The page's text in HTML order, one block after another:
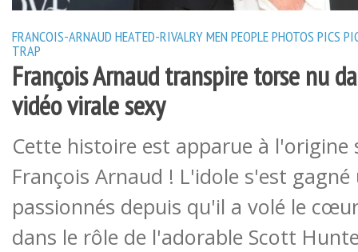
FRANCOIS-ARNAUD HEATED-RIVALRYMEN PEOPLEPHOTOS PICS
TRAP
François Arnaud transpire torse nu
vidéo virale sexy
Cette histoire est apparue à l'origine
François Arnaud ! L'idole s'est
passionnés depuis qu'il a volé le
dans le rôle de l'adorable Scott